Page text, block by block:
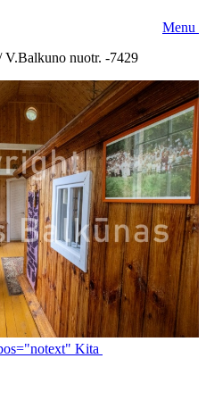
Menu
V.Balkuno nuotr. -7429
Kita